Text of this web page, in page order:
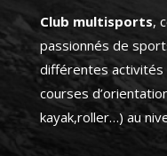
Club multisports,
passionnés de
différentes activités
courses
kayak,roller…) au